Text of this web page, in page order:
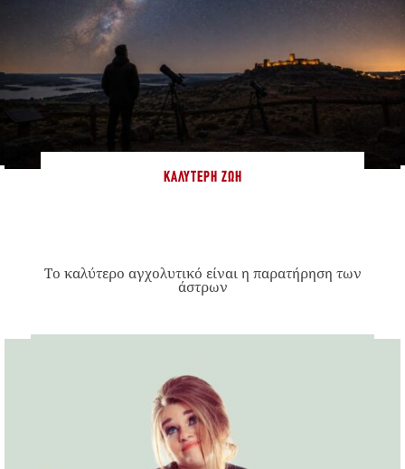
ΚΑΛΎΤΕΡΗ ΖΩΉ
Το καλύτερο αγχολυτικό είναι η παρατήρηση των
άστρων